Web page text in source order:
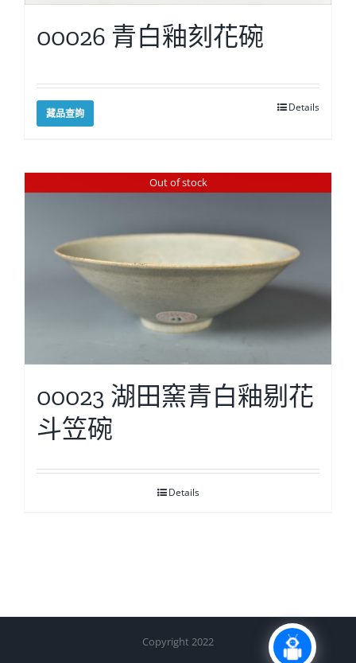
00026 青白釉刻花碗
藏品查詢 Details
Out of stock
00023 湖田窯青白釉剔花
斗笠碗
Details
Copyright 2022